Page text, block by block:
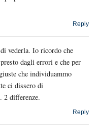
Reply
vederla. Io ricordo che
dagli errori e che per
che individuammo
ci dissero di
2 differenze.
Reply